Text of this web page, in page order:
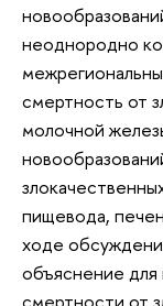
неоднородно
смертность от
молочной
пищевода,
ходе
объяснение
смертности от